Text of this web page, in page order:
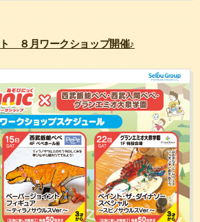
８月ワークショップ開催♪